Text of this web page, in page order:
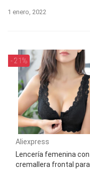
1 enero, 2022
- 21%
Aliexpress
Lencería femenina con
cremallera frontal para